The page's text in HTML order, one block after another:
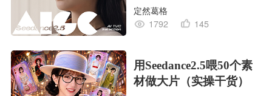
定然葛格
1792
145
用Seedance2.5喂50个素
材做大片（实操干货）